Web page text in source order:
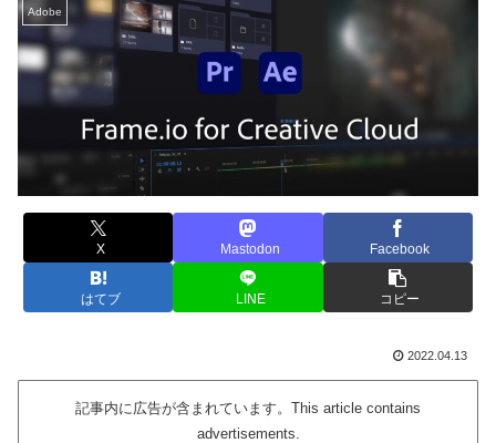
Adobe
X Mastodon Facebook
はてブ LINE コピー
2022.04.13
記事内に広告が含まれています。This article contains
advertisements.